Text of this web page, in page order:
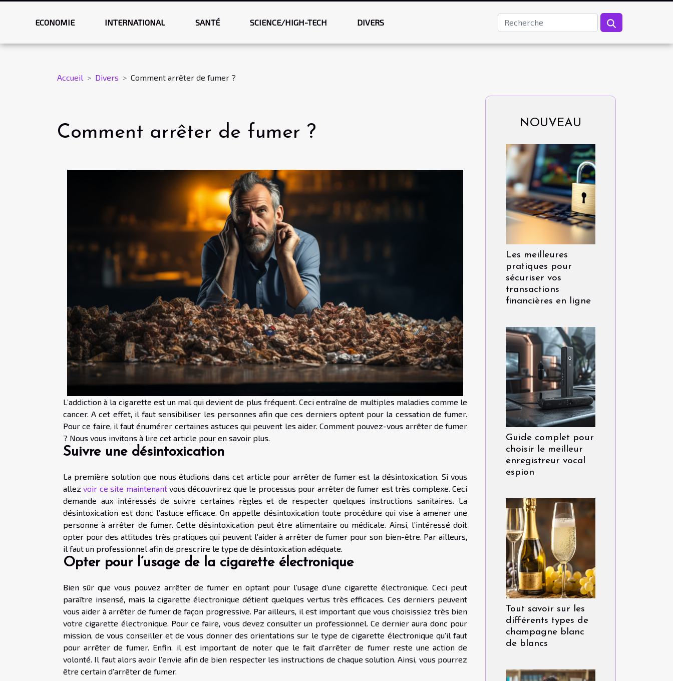
ECONOMIE INTERNATIONAL SANTÉ SCIENCE/HIGH-TECH DIVERS
Accueil Divers Comment arrêter de fumer ?
Comment arrêter de fumer ?
L’addiction à la cigarette est un mal qui devient de plus fréquent. Ceci entraîne de multiples maladies comme le
cancer. A cet effet, il faut sensibiliser les personnes afin que ces derniers optent pour la cessation de fumer.
Pour ce faire, il faut énumérer certaines astuces qui peuvent les aider. Comment pouvez-vous arrêter de fumer
? Nous vous invitons à lire cet article pour en savoir plus.
Suivre une désintoxication
La première solution que nous étudions dans cet article pour arrêter de fumer est la désintoxication. Si vous
allezvoir ce site maintenantvous découvrirez que le processus pour arrêter de fumer est très complexe. Ceci
demande aux intéressés de suivre certaines règles et de respecter quelques instructions sanitaires. La
désintoxication est donc l’astuce efficace. On appelle désintoxication toute procédure qui vise à amener une
personne à arrêter de fumer. Cette désintoxication peut être alimentaire ou médicale. Ainsi, l’intéressé doit
opter pour des attitudes très pratiques qui peuvent l’aider à arrêter de fumer pour son bien-être. Par ailleurs,
il faut un professionnel afin de prescrire le type de désintoxication adéquate.
Opter pour l’usage de la cigarette électronique
Bien sûr que vous pouvez arrêter de fumer en optant pour l’usage d’une cigarette électronique. Ceci peut
paraître insensé, mais la cigarette électronique détient quelques vertus très efficaces. Ces derniers peuvent
vous aider à arrêter de fumer de façon progressive. Par ailleurs, il est important que vous choisissiez très bien
votre cigarette électronique. Pour ce faire, vous devez consulter un professionnel. Ce dernier aura donc pour
mission, de vous conseiller et de vous donner des orientations sur le type de cigarette électronique qu’il faut
pour arrêter de fumer. Enfin, il est important de noter que le fait d’arrêter de fumer reste une action de
volonté. Il faut alors avoir l’envie afin de bien respecter les instructions de chaque solution. Ainsi, vous pourrez
être certain d’arrêter de fumer.
NOUVEAU
Les meilleures
pratiques pour
sécuriser vos
transactions
financières en ligne
Guide complet pour
choisir le meilleur
enregistreur vocal
espion
Tout savoir sur les
différents types de
champagne blanc
de blancs